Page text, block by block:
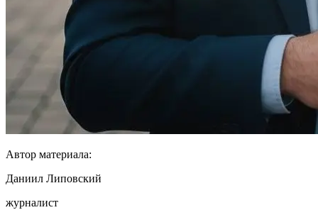
Автор материала:
Даниил Липовский
журналист